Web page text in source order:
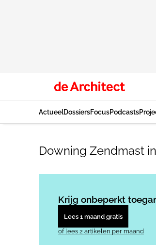
ActueelDossiersFocusPodcasts
Downing Zendmast
Krijg onbeperkt
Lees 1 maand gratis
of lees 2 artikelen per maand